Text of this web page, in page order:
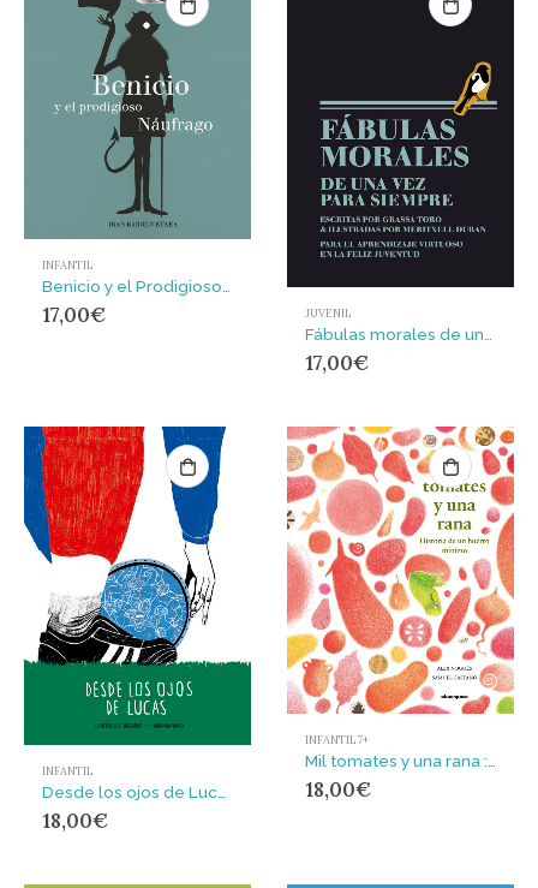
INFANTIL
Benicio y el Prodigioso Náufrago
17,00€ JUVENIL
17,00€
INFANTIL
18,00€
INFANTIL 7+
18,00€